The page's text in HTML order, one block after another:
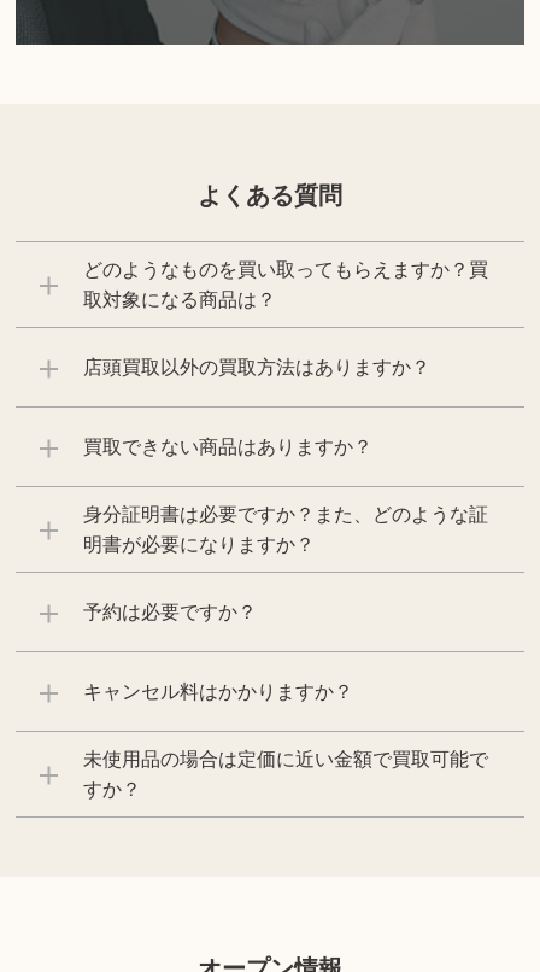
よくある質問
どのようなものを買い取ってもらえますか？買
取対象になる商品は？
店頭買取以外の買取方法はありますか？
買取できない商品はありますか？
身分証明書は必要ですか？また、どのような証
明書が必要になりますか？
予約は必要ですか？
キャンセル料はかかりますか？
未使用品の場合は定価に近い金額で買取可能で
すか？